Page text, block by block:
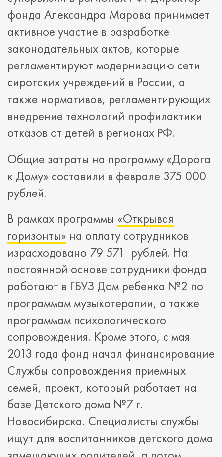
фонда Александра Марова принимает
активное участие в разработке
законодательных актов, которые
регламентируют модернизацию сети
сиротских учреждений в России, а
также нормативов, регламентирующих
внедрение технологий профилактики
отказов от детей в регионах РФ.
Общие затраты на программу «Дорога
к Дому» составили в феврале 375 000
рублей.
В рамках программы «Открывая
горизонты» на оплату сотрудников
израсходовано 79 571 рублей. На
постоянной основе сотрудники фонда
работают в ГБУЗ Дом ребенка №2 по
программам музыкотерапии, а также
программам психологического
сопровождения. Кроме этого, с мая
2013 года фонд начал финансирование
Службы сопровождения приемных
семей, проект, который работает на
базе Детского дома №7 г.
Новосибирска. Специалисты службы
ищут для воспитанников детского дома